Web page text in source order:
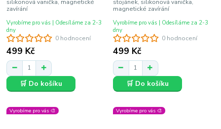
0 hodnocení
silikonová vanička, magnetické
zavírání
499 Kč
Vyrobíme pro vás | Odesíláme za 2-3
dny
🛒 Do košíku
0 hodnocení
stojánek, silikonová vanička,
magnetické zavírání
499 Kč
Vyrobíme pro vás | Odesíláme za 2-3
dny
🛒 Do košíku
Vyrobíme pro vás 🎨 Vyrobíme pro vás 🎨